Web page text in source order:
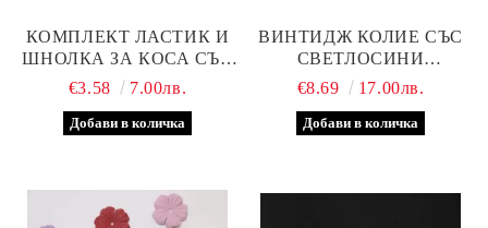
КОМПЛЕКТ ЛАСТИК И
ШНОЛКА ЗА КОСА СЪС
ЗАЙЧЕ, МОДЕЛ ЕДНО
€3.58 7.00лв.
ВИНТИДЖ КОЛИЕ СЪС
СВЕТЛОСИНИ
МЪНИСТА
€8.69 17.00лв.